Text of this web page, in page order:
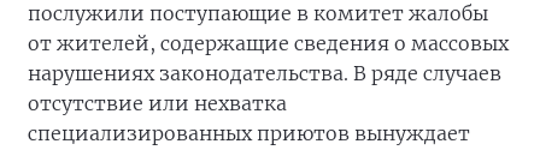
послужили поступающие в комитет жалобы
от жителей, содержащие сведения о массовых
нарушениях законодательства. В ряде случаев
отсутствие или нехватка
специализированных приютов вынуждает